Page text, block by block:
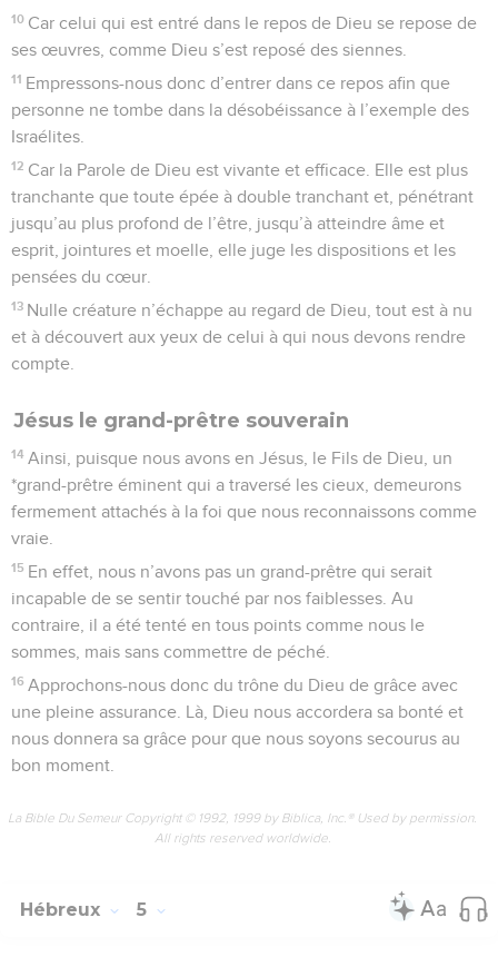
10 Car celui qui est entré dans le repos de Dieu se repose de
ses œuvres, comme Dieu s’est reposé des siennes.
11 Empressons-nous donc d’entrer dans ce repos afin que
personne ne tombe dans la désobéissance à l’exemple des
Israélites.
12 Car la Parole de Dieu est vivante et efficace. Elle est plus
tranchante que toute épée à double tranchant et, pénétrant
jusqu’au plus profond de l’être, jusqu’à atteindre âme et
esprit, jointures et moelle, elle juge les dispositions et les
pensées du cœur.
13 Nulle créature n’échappe au regard de Dieu, tout est à nu
et à découvert aux yeux de celui à qui nous devons rendre
compte.
Jésus le grand-prêtre souverain
14 Ainsi, puisque nous avons en Jésus, le Fils de Dieu, un
*grand-prêtre éminent qui a traversé les cieux, demeurons
fermement attachés à la foi que nous reconnaissons comme
vraie.
15 En effet, nous n’avons pas un grand-prêtre qui serait
incapable de se sentir touché par nos faiblesses. Au
contraire, il a été tenté en tous points comme nous le
sommes, mais sans commettre de péché.
16 Approchons-nous donc du trône du Dieu de grâce avec
une pleine assurance. Là, Dieu nous accordera sa bonté et
nous donnera sa grâce pour que nous soyons secourus au
bon moment.
La Bible Du Semeur Copyright © 1992, 1999 by Biblica, Inc.® Used by permission.
All rights reserved worldwide.
Hébreux 5